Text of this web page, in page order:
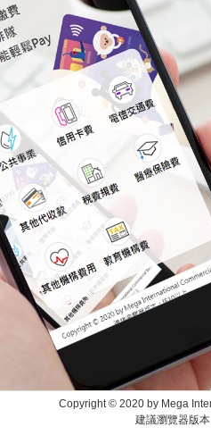
Copyright © 2020 by Mega
建議瀏覽器版